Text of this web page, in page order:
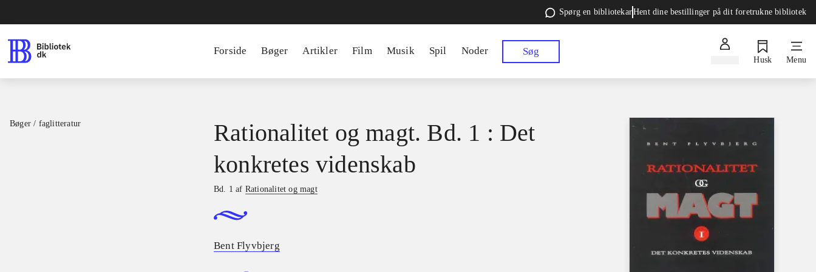
Spørg en bibliotekarHent dine bestillinger på dit foretrukne bibliotek
Forside Bøger Artikler Film Musik Spil Noder Søg
Husk Menu
Bøger / faglitteratur
Rationalitet og magt. Bd. 1 : Det
konkretes videnskab
Bd. 1 af Rationalitet og magt
Bent Flyvbjerg